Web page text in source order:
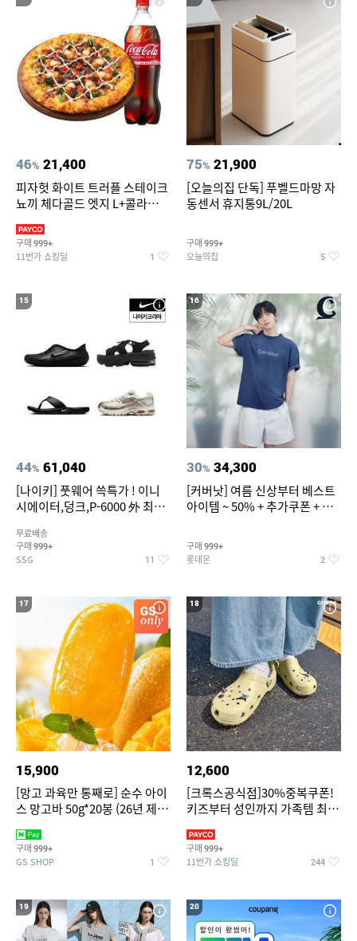
46% 21,400
피자헛 화이트 트러플 스테이크
뇨끼 체다골드 엣지 L+콜라
구매 999+
11번가 쇼킹딜 1
75% 21,900
[오늘의집 단독] 푸벨드마망 자
동센서 휴지통9L/20L
구매 999+
오늘의집 5
15
44% 61,040
[나이키] 풋웨어 쓱특가 ! 이니
시에이터,덩크,P-6000 外 최대
무료배송
구매 999+
SSG 11
16
30% 34,300
[커버낫] 여름 신상부터 베스트
아이템 ~ 50% + 추가쿠폰 + 카
구매 999+
롯데온 2
17
15,900
[망고 과육만 통째로] 순수 아이
스 망고바 50g*20봉 (26년 제
구매 999+
GS SHOP 1
18
12,600
[크록스공식점]30%중복쿠폰!
키즈부터 성인까지 가족템 최대
구매 999+
11번가 쇼킹딜 244
19 20